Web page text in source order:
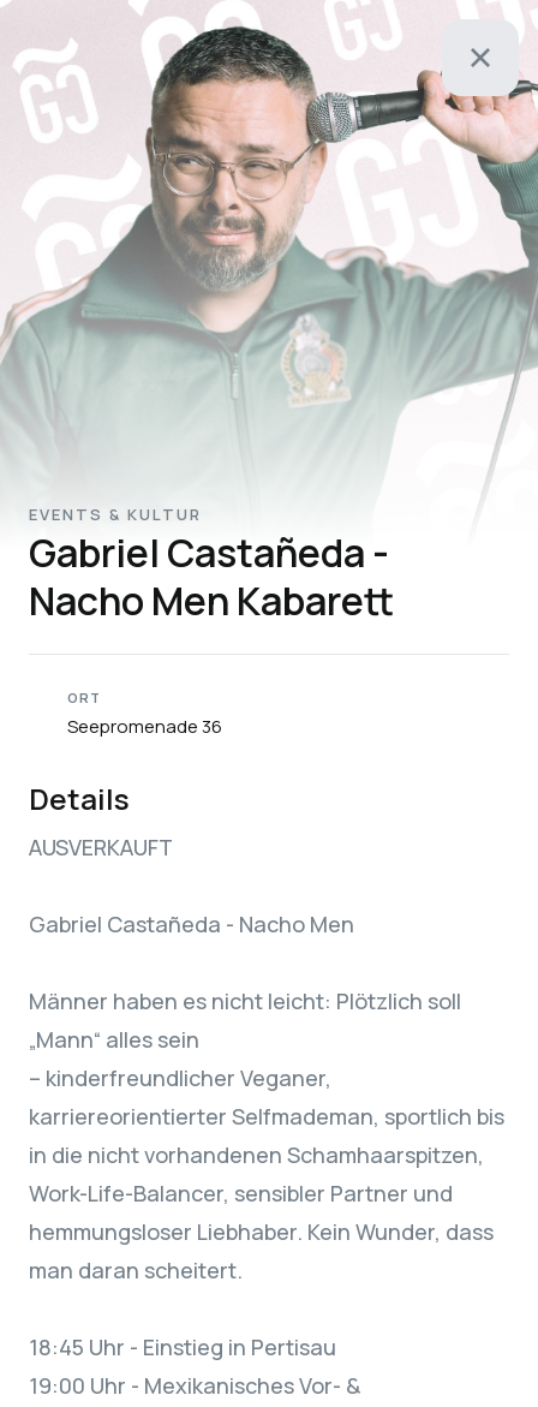
EVENTS & KULTUR
Gabriel Castañeda -
Nacho Men Kabarett
ORT
Seepromenade 36
Details
AUSVERKAUFT
Gabriel Castañeda - Nacho Men
Männer haben es nicht leicht: Plötzlich soll
„Mann“ alles sein
– kinderfreundlicher Veganer,
karriereorientierter Selfmademan, sportlich bis
in die nicht vorhandenen Schamhaarspitzen,
Work-Life-Balancer, sensibler Partner und
hemmungsloser Liebhaber. Kein Wunder, dass
man daran scheitert.
18:45 Uhr - Einstieg in Pertisau
19:00 Uhr - Mexikanisches Vor- &